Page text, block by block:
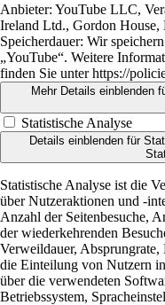
Anbieter: YouTube LLC,
Ireland Ltd., Gordon
Speicherdauer: Wir
„YouTube“. Weitere
finden Sie unter https://
Mehr Details einblenden
Statistische Analyse
Details einblenden für
Statistische Analyse ist die
über Nutzeraktionen und -
Anzahl der Seitenbesuche,
der wiederkehrenden
Verweildauer,
die Einteilung von Nutzern
über die verwendeten
Betriebssystem,